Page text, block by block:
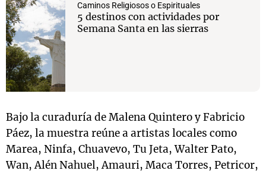
Caminos Religiosos o Espirituales
5 destinos con actividades por
Semana Santa en las sierras
Bajo la curaduría de Malena Quintero y Fabricio
Páez, la muestra reúne a artistas locales como
Marea, Ninfa, Chuavevo, Tu Jeta, Walter Pato,
Wan, Alén Nahuel, Amauri, Maca Torres, Petricor,